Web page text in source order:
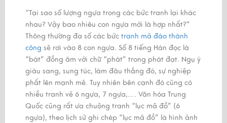
“Tại sao số lượng ngựa trong các bức tranh lại khác
nhau? Vậy bao nhiêu con ngựa mới là hợp nhất?”
Thông thường đa số các bức tranh mã đáo thành
công sẽ rơi vào 8 con ngựa. Số 8 tiếng Hán đọc là
“bát” đồng âm với chữ “phát” trong phát đạt. Ngụ ý
giàu sang, sung túc, làm đâu thắng đó, sự nghiệp
phất lên mạnh mẽ. Tuy nhiên bên cạnh đó cũng có
nhiều tranh vẽ 6 ngựa, 7 ngựa,…. Văn hóa Trung
Quốc cũng rất ưa chuộng tranh “lục mã đồ” (6
ngựa), theo lịch sử ghi chép “lục mã đồ” là hình ảnh